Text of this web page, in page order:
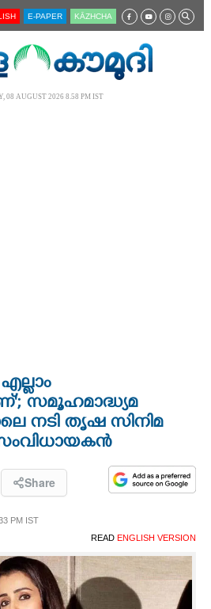
E-PAPER KĀZHCHA
08 AUGUST 2026 8.58 PM IST
സമൂഹമാദ്ധ്യമ
നടി തൃഷ സിനിമ
Share
PM IST
READ ENGLISH VERSION